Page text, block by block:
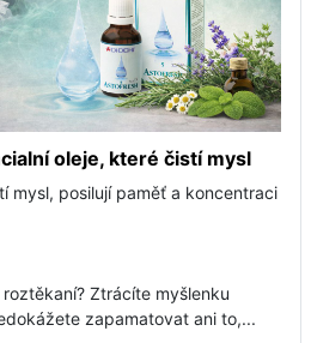
oleje, které čistí mysl
mysl, posilují paměť a koncentraci
Ztrácíte myšlenku
zapamatovat ani to,...